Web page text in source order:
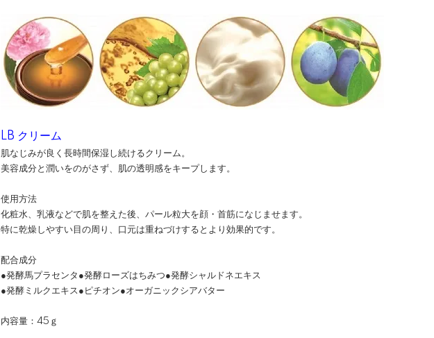
LB クリーム
肌なじみが良く長時間保湿し続けるクリーム。
美容成分と潤いをのがさず、肌の透明感をキープします。
使用方法
化粧水、乳液などで肌を整えた後、パール粒大を顔・首筋になじませます。
特に乾燥しやすい目の周り、口元は重ねづけするとより効果的です。
配合成分
●発酵馬プラセンタ●発酵ローズはちみつ●発酵シャルドネエキス
●発酵ミルクエキス●ピチオン●オーガニックシアバター
内容量：45ｇ